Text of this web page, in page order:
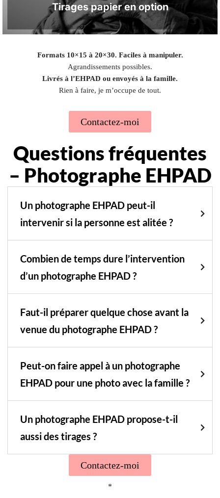
Tirages papier en option
Formats 10×15 à 20×30. Faciles à manipuler.
Agrandissements possibles.
Livrés à l’EHPAD ou envoyés à la famille.
Rien à faire, je m’occupe de tout.
Contactez-moi
Questions fréquentes
– Photographe EHPAD
Un photographe EHPAD peut-il
intervenir si la personne est alitée ?
Combien de temps dure l’intervention
d’un photographe EHPAD ?
Faut-il préparer quelque chose avant la
venue du photographe EHPAD ?
Peut-on faire appel à un photographe
EHPAD pour une photo avec la famille ?
Un photographe EHPAD propose-t-il
aussi des tirages ?
Contactez-moi
*